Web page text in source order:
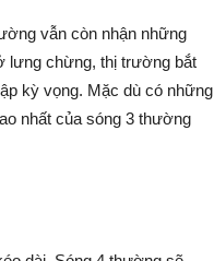
vẫn còn nhận những
lưng chừng, thị trường bắt
kỳ vọng. Mặc dù có những
nhất của sóng 3 thường